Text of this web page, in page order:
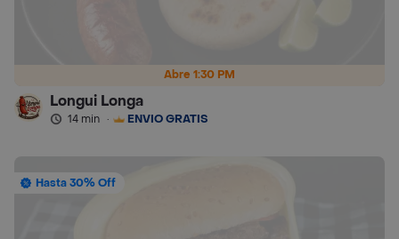
Abre 1:30 PM
Longui Longa
14 min · ENVÍO GRATIS
Hasta 30% Off